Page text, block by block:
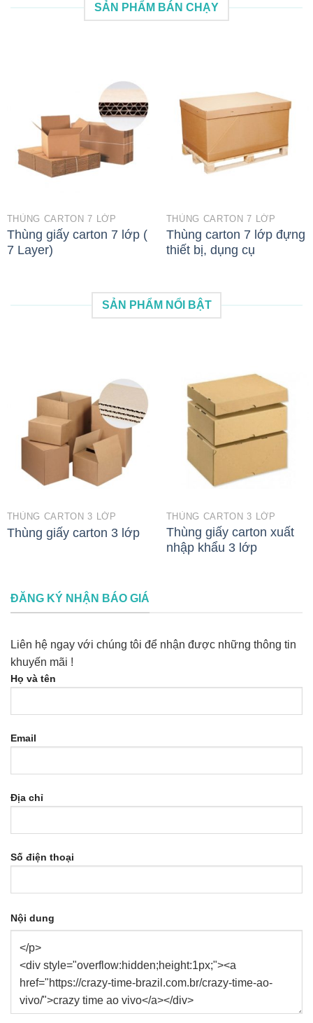
SẢN PHẨM BÁN CHẠY
THÙNG CARTON 7 LỚP
Thùng giấy carton 7 lớp (
7 Layer)
THÙNG CARTON 7 LỚP
Thùng carton 7 lớp đựng
thiết bị, dụng cụ
SẢN PHẨM NỔI BẬT
THÙNG CARTON 3 LỚP
Thùng giấy carton 3 lớp
THÙNG CARTON 3 LỚP
Thùng giấy carton xuất
nhập khẩu 3 lớp
ĐĂNG KÝ NHẬN BÁO GIÁ
Liên hệ ngay với chúng tôi để nhận được những thông tin
khuyến mãi !
Họ và tên
Email
Địa chỉ
Số điện thoại
Nội dung